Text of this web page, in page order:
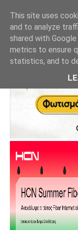
This site uses
and to analyze
shared with
metrics to ensure
statistics, and to